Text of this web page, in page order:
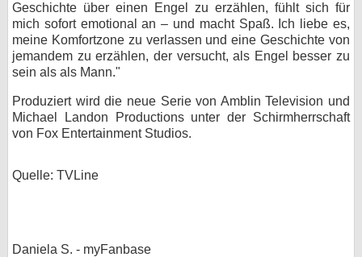
Geschichte über einen Engel zu erzählen, fühlt sich für
mich sofort emotional an – und macht Spaß. Ich liebe es,
meine Komfortzone zu verlassen und eine Geschichte von
jemandem zu erzählen, der versucht, als Engel besser zu
sein als als Mann."
Produziert wird die neue Serie von Amblin Television und
Michael Landon Productions unter der Schirmherrschaft
von Fox Entertainment Studios.
Quelle: TVLine
Daniela S. - myFanbase